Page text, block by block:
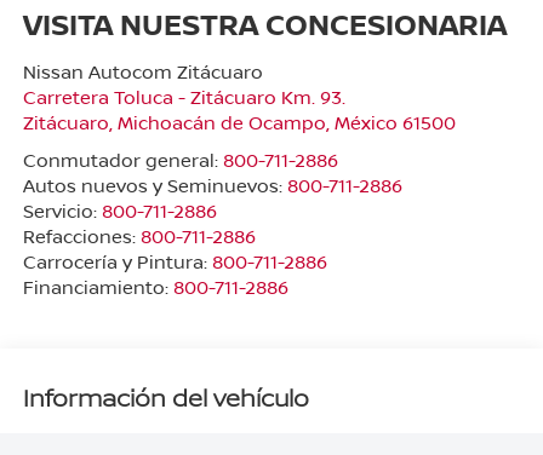
VISITA NUESTRA CONCESIONARIA
Nissan Autocom Zitácuaro
Carretera Toluca - Zitácuaro Km. 93.
Zitácuaro, Michoacán de Ocampo, México 61500
Conmutador general: 800-711-2886
Autos nuevos y Seminuevos: 800-711-2886
Servicio: 800-711-2886
Refacciones: 800-711-2886
Carrocería y Pintura: 800-711-2886
Financiamiento: 800-711-2886
Información del vehículo